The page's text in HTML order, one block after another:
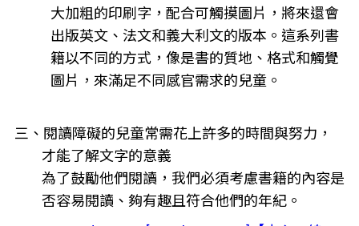
大加粗的印刷字，配合可觸摸圖片，將來還會
出版英文、法文和義大利文的版本。這系列書
籍以不同的方式，像是書的質地、格式和觸覺
圖片，來滿足不同感官需求的兒童。
三、閱讀障礙的兒童常需花上許多的時間與努力，
才能了解文字的意義
為了鼓勵他們閱讀，我們必須考慮書籍的內容是
否容易閱讀、夠有趣且符合他們的年紀。